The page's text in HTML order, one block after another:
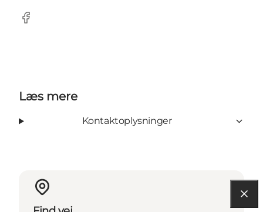
Facebook
Læs mere
Kontaktoplysninger